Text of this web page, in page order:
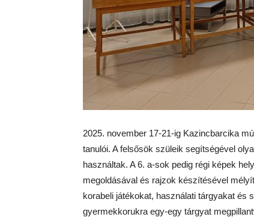
2025. november 17-21-ig Kazincbarcika
tanulói. A felsősök szüleik segítségével
használtak. A 6. a-sok pedig régi képek
megoldásával és rajzok készítésével
korabeli játékokat, használati tárgyakat és
gyermekkorukra egy-egy tárgyat